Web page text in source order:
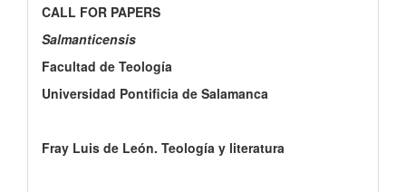
CALL FOR PAPERS
Salmanticensis
Facultad de Teología
Universidad Pontificia de Salamanca
Fray Luis de León. Teología y literatura